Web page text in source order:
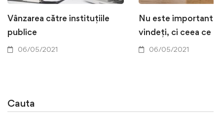
Vânzarea către instituțiile
publice
06/05/2021
Nu este important
vindeți, ci ceea ce
06/05/2021
Cauta